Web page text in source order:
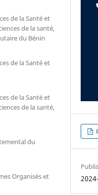
de la Santé et
de la santé,
du Bénin
de la Santé et
de la Santé et
de la santé,
du
Organisés et